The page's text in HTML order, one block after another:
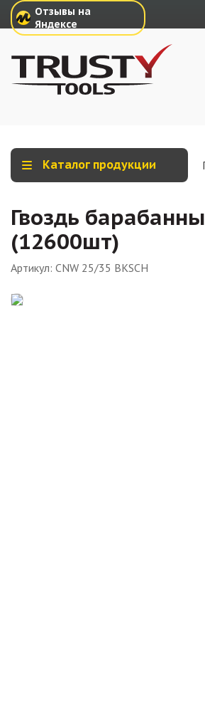
Отзывы на
Яндексе
Каталог продукции
Гвоздь
(12600шт)
Артикул: CNW 25/35 BKSCH